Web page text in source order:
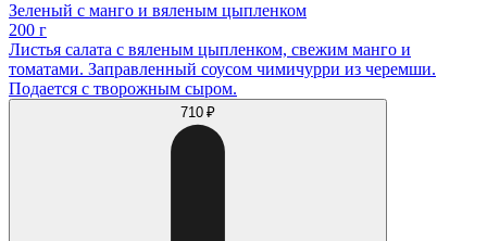
Зеленый с манго и вяленым цыпленком
200 г
Листья салата с вяленым цыпленком, свежим манго и
томатами. Заправленный соусом чимичурри из черемши.
Подается с творожным сыром.
710 ₽